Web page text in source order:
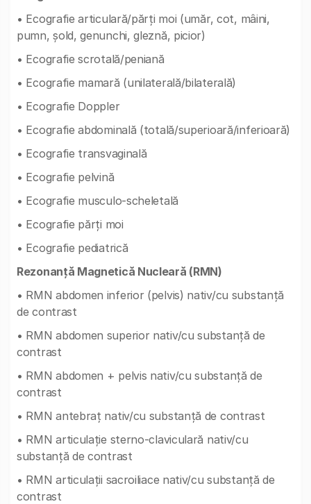
• Ecografie articulară/părți moi (umăr, cot, mâini,
pumn, șold, genunchi, gleznă, picior)
• Ecografie scrotală/peniană
• Ecografie mamară (unilaterală/bilaterală)
• Ecografie Doppler
• Ecografie abdominală (totală/superioară/inferioară)
• Ecografie transvaginală
• Ecografie pelvină
• Ecografie musculo-scheletală
• Ecografie părți moi
• Ecografie pediatrică
Rezonanță Magnetică Nucleară (RMN)
• RMN abdomen inferior (pelvis) nativ/cu substanță
de contrast
• RMN abdomen superior nativ/cu substanță de
contrast
• RMN abdomen + pelvis nativ/cu substanță de
contrast
• RMN antebraț nativ/cu substanță de contrast
• RMN articulație sterno-claviculară nativ/cu
substanță de contrast
• RMN articulații sacroiliace nativ/cu substanță de
contrast